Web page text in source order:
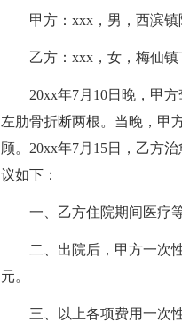
甲方：xxx，男，西滨镇
乙方：xxx，女，梅仙镇
20xx年7月10日晚，甲方
左肋骨折断两根。当晚，甲
顾。20xx年7月15日，乙方
议如下：
一、乙方住院期间医疗等
二、出院后，甲方一次性
元。
三、以上各项费用一次性